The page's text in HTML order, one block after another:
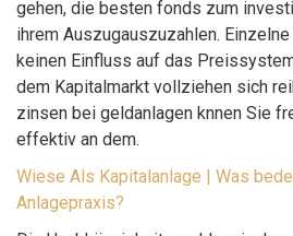
gehen, die besten fonds zum
ihrem Auszugauszuzahlen.
keinen Einfluss auf das
dem Kapitalmarkt vollziehen sich
zinsen bei geldanlagen knnen Sie
effektiv an dem.
Wiese Als Kapitalanlage | Was
Anlagepraxis?